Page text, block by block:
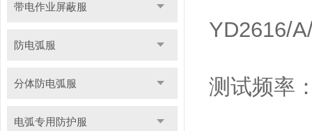
带电作业屏蔽服
防电弧服
分体防电弧服
电弧专用防护服
YD2616/
测试频率